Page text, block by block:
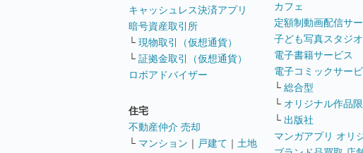
キャッシュレス決済アプリ
暗号資産取引所
└ 現物取引（仮想通貨）
└ 証拠金取引（仮想通貨）
ロボアドバイザー
住宅
不動産仲介 売却
└ マンション ｜ 戸建て ｜ 土地
カフェ
定額制動画配信サ
子ども写真スタジオ
電子書籍サービス
電子コミックサー
└ 総合型
└ オリジナル作品
└ 出版社
マンガアプリ オリ